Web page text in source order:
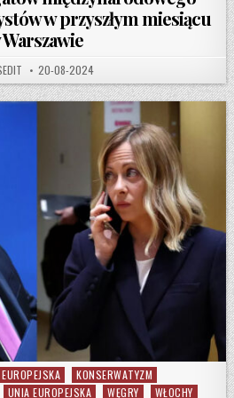
w przyszłym miesiącu
PUBLISHED DATE:
20-08-2024
KONSERWATYZM
UNIA EUROPEJSKA WĘGRY WŁOCHY